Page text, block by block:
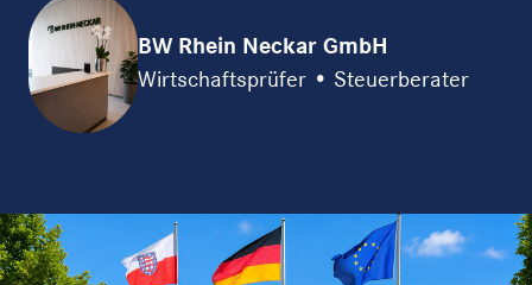
BW Rhein Neckar GmbH
Wirtschaftsprüfer • Steuerberater